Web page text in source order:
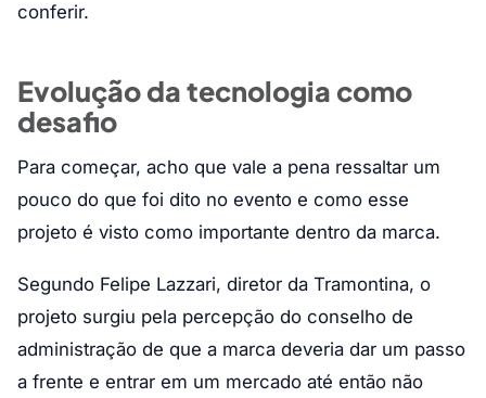
conferir.
Evolução da tecnologia como
desafio
Para começar, acho que vale a pena ressaltar um
pouco do que foi dito no evento e como esse
projeto é visto como importante dentro da marca.
Segundo Felipe Lazzari, diretor da Tramontina, o
projeto surgiu pela percepção do conselho de
administração de que a marca deveria dar um passo
a frente e entrar em um mercado até então não